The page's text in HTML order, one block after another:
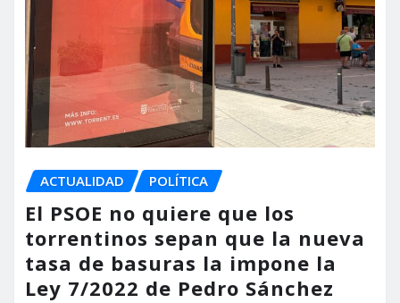
ACTUALIDAD POLÍTICA
El PSOE no quiere que los
torrentinos sepan que la nueva
tasa de basuras la impone la
Ley 7/2022 de Pedro Sánchez